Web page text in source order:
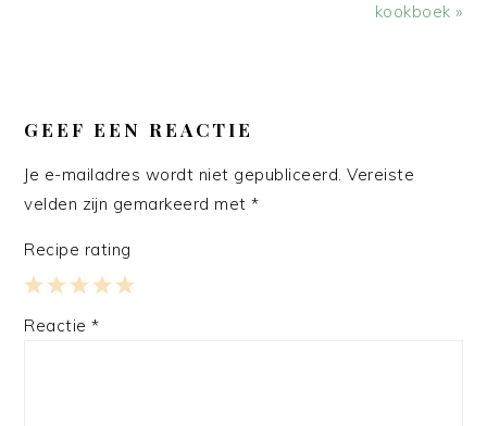
kookboek »
INTERACTIES
GEEF EEN REACTIE
Je e-mailadres wordt niet gepubliceerd. Vereiste
velden zijn gemarkeerd met*
Recipe rating
4
3
2
1
Reactie*